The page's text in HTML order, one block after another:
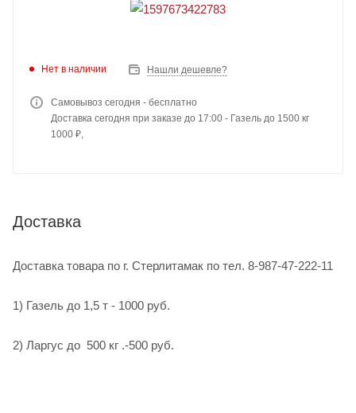
Нет в наличии Нашли дешевле?
Самовывоз сегодня - бесплатно
Доставка сегодня при заказе до 17:00 - Газель до 1500 кг
1000 ₽,
Доставка
Доставка товара по г. Стерлитамак по тел. 8-987-47-222-11
1) Газель до 1,5 т - 1000 руб.
2) Ларгус до 500 кг .-500 руб.